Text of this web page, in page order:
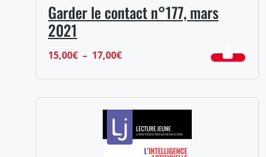
Garder le contact n°177, mars
2021
15,00€ – 17,00€Plage
15,00€
à
17,00€